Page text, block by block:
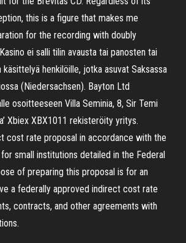
this is a figure that makes me
for the recording with doubly
ei salli tilin avausta tai panosten tai
käsittelyä henkilöille, jotka asuvat Saksassa
(Niedersachsen). Bayton Ltd
osoitteeseen Villa Seminia, 8, Sir Temi
Xbiex XBX1011 rekisteröity yritys.
cost rate proposal in accordance with the
small institutions detailed in the Federal
of preparing this proposal is for an
a federally approved indirect cost rate
contracts, and other agreements with